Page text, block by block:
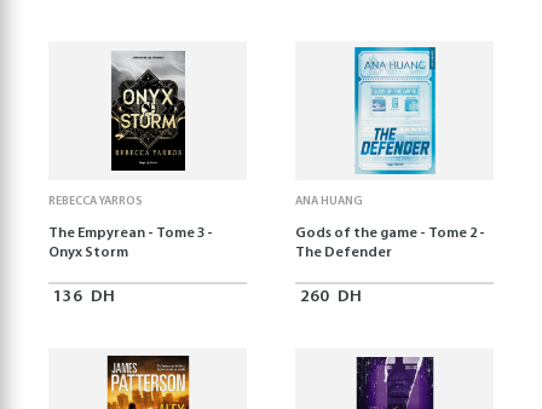
REBECCA YARROS
The Empyrean - Tome 3 -
Onyx Storm
136 DH
ANA HUANG
Gods of the game - Tome 2 -
The Defender
260 DH